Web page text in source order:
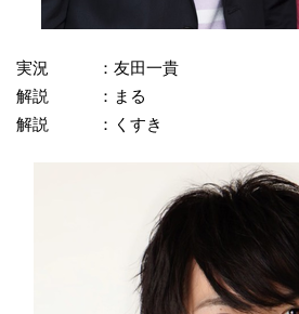
実況 ：友田一貴
解説 ：まる
解説 ：くすき